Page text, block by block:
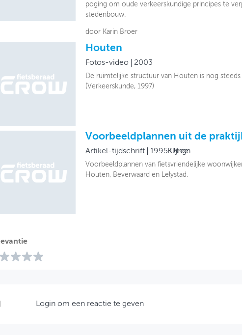
poging om oude verkeerskundige principes te
stedenbouw.
door Karin Broer
Houten
Fotos-video 2003
De ruimtelijke structuur van Houten is nog
(Verkeerskunde, 1997)
Voorbeeldplannen uit de
Artikel-tijdschrift 1995KU Nijmegen
Voorbeeldplannen van fietsvriendelijke
Houten, Beverwaard en Lelystad.
Login om een reactie te geven